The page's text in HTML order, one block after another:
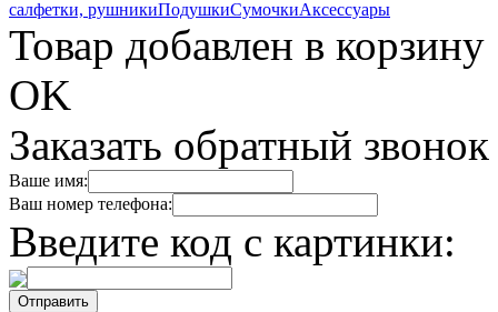
салфетки, рушникиПодушкиСумочкиАксессуары
Товар добавлен в корзину
OK
Заказать обратный звонок
Ваше имя:
Ваш номер телефона:
Введите код с картинки: